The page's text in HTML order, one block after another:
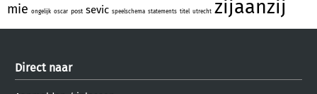
mie ongelijk oscar post sevic speelschema statements titel utrecht zijaanzij
Direct naar